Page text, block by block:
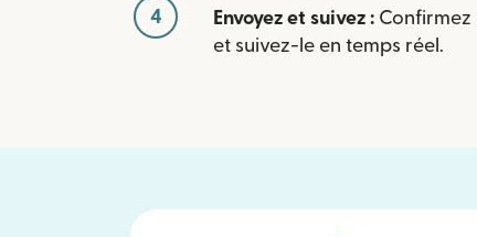
4 Envoyez et suivez :
et suivez-le en temps réel.